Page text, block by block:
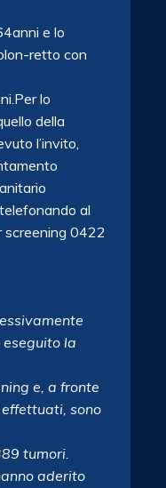
e lo
retto con
lo
della
l’invito,
al
screening 0422
eseguito la
e, a fronte
sono
tumori.
aderito